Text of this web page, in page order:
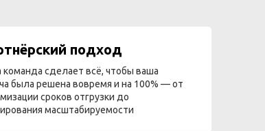
подход
команда сделает всё, чтобы ваша
была решена вовремя и на 100% — от
сроков отгрузки до
масштабируемости